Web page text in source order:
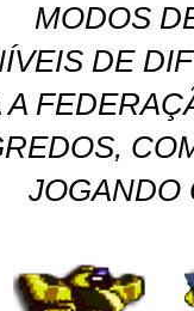
MODOS
DE
JOGANDO